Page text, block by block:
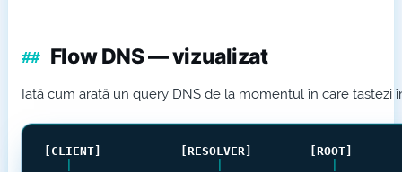
Flow DNS — vizualizat
Iată cum arată un query DNS de la momentul în care tastezi
[CLIENT] [RESOLVER]
[ROOT]